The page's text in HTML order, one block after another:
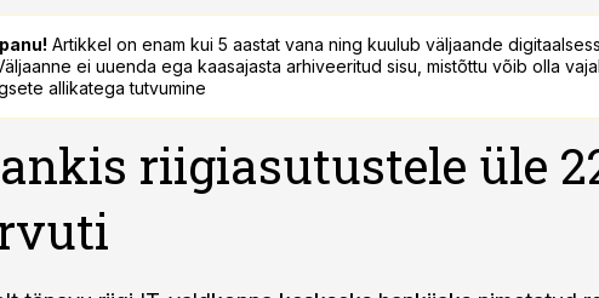
Artikkel on enam kui 5 aastat vana ning kuulub väljaande
ei uuenda ega kaasajasta arhiveeritud sisu, mistõttu võib olla
allikatega tutvumine
riigiasutustele üle